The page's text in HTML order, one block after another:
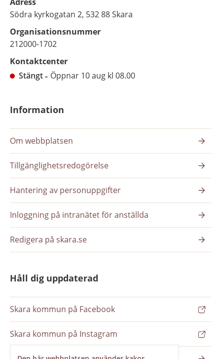
Södra kyrkogatan 2, 532 88 Skara
Organisationsnummer
212000-1702
Kontaktcenter
Stängt
Öppnar 10 aug kl 08.00
Information
Om webbplatsen
Tillgänglighetsredogörelse
Hantering av personuppgifter
Inloggning på intranätet för anställda
Redigera på skara.se
Håll dig uppdaterad
Skara kommun på Facebook
Skara kommun på Instagram